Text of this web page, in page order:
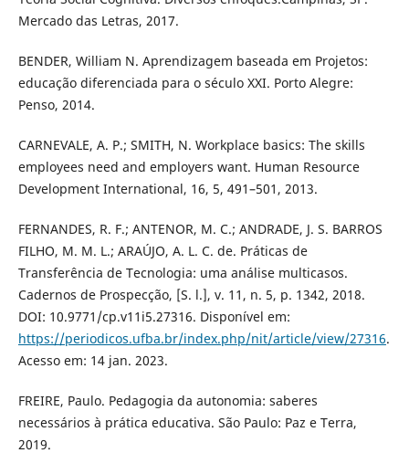
Mercado das Letras, 2017.
BENDER, William N. Aprendizagem baseada em Projetos:
educação diferenciada para o século XXI. Porto Alegre:
Penso, 2014.
CARNEVALE, A. P.; SMITH, N. Workplace basics: The skills
employees need and employers want. Human Resource
Development International, 16, 5, 491–501, 2013.
FERNANDES, R. F.; ANTENOR, M. C.; ANDRADE, J. S. BARROS
FILHO, M. M. L.; ARAÚJO, A. L. C. de. Práticas de
Transferência de Tecnologia: uma análise multicasos.
Cadernos de Prospecção, [S. l.], v. 11, n. 5, p. 1342, 2018.
DOI: 10.9771/cp.v11i5.27316. Disponível em:
https://periodicos.ufba.br/index.php/nit/article/view/27316.
Acesso em: 14 jan. 2023.
FREIRE, Paulo. Pedagogia da autonomia: saberes
necessários à prática educativa. São Paulo: Paz e Terra,
2019.